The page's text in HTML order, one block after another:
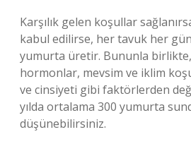
Karşılık gelen koşullar
kabul edilirse, her tavuk her
yumurta üretir. Bununla
hormonlar, mevsim ve iklim
ve cinsiyeti gibi faktörlerden
yılda ortalama 300 yumurta
düşünebilirsiniz.